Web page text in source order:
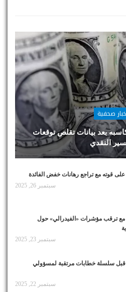
صحفية
بعد بيانات تقلص توقعات
النقدي
على قوته مع تراجع رهانات خفض الفائدة
سبتمبر 26, 2025
مع ترقب مؤشرات «الفيدرالي» حول
سبتمبر 23, 2025
قبل سلسلة خطابات مرتقبة لمسؤولي
سبتمبر 22, 2025